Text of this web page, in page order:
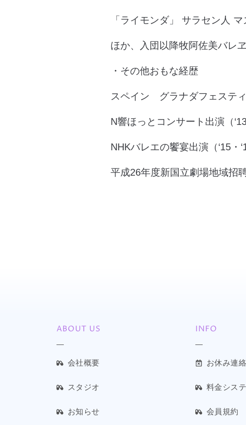
「ライモンダ」 サラセン人 マ
ほか、入団以降牧阿佐美バレ
・その他おもな経歴
スペイン グラナダフェスティ
N響ほっとコンサート出演（‘13
NHKバレエの饗宴出演（‘15・
平成26年度新国立劇場地域招
ABOUT US
会社概要
スタジオ
お知らせ
INFO
お休み連絡
料金シス
会員規約